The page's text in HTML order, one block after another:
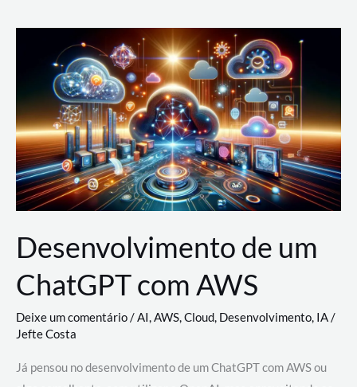
Nuvem:
Google
Cloud,
AWS
e
Azure
Desenvolvimento de um
ChatGPT com AWS
Deixe um comentário/AI,AWS,Cloud, Desenvolvimento, IA/
Jefte Costa
Já pensou no desenvolvimento de um ChatGPT com AWS ou